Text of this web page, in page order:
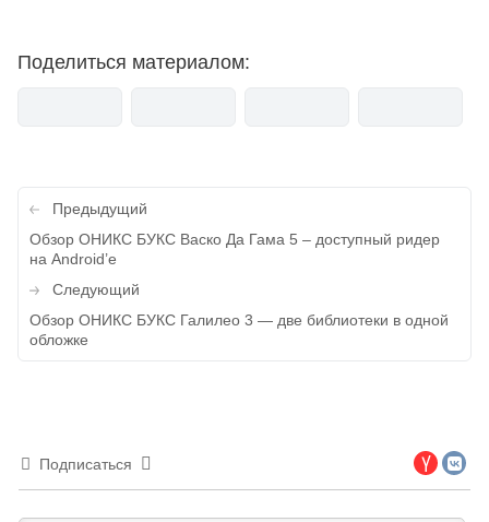
Поделиться материалом:
Навигация
по
записям
Предыдущий
Обзор ОНИКС БУКС Васко Да Гама 5 – доступный ридер
на Android’е
Следующий
Обзор ОНИКС БУКС Галилео 3 — две библиотеки в одной
обложке
Подписаться